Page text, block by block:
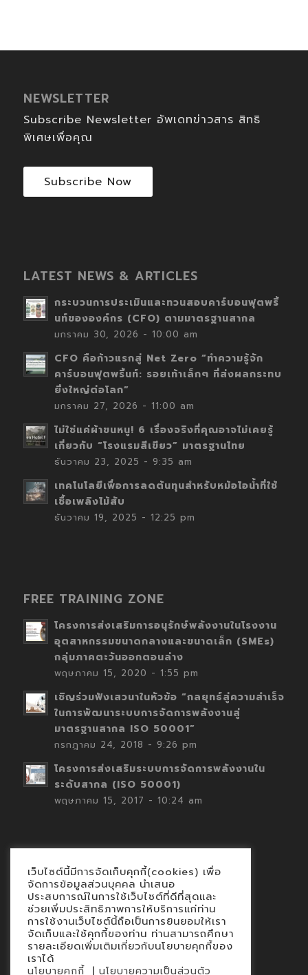
NEWSLETTER
Subscribe Newsletter อัพเดทข่าวสาร สิทธิ
พิเศษเพื่อคุณ
Subscribe Now
LATEST NEWS & ARTICLES
กระบวนการประเมินและทวนสอบคาร์บอนฟุตพริ้
นท์ขององค์กร (CFO) ตามมาตรฐานสากล
มกราคม 30, 2026 - 10:00 am
CFO คือก้าวแรกสู่ Net Zero “ทำความรู้จัก
คาร์บอนฟุตพริ้นท์: รอยเท้าเล็กๆ ที่ส่งผลกระทบ
ยิ่งใหญ่ต่อโลก”
มกราคม 27, 2026 - 11:00 am
ไม่ใช่แค่ผ้าขนหนู! 6 เรื่องจริงที่คุณอาจไม่เคยรู้
เกี่ยวกับ “โรงแรมสีเขียว” มาตรฐานไทย
ธันวาคม 23, 2025 - 9:35 am
เทคโนโลยีเพื่อการลดต้นทุนสำหรับหม้อไอน้ำที่ใช้
เชื้อเพลิงไม้สับ
ธันวาคม 19, 2025 - 12:25 pm
FREE TRAINING ZONE
โครงการส่งเสริมการอนุรักษ์พลังงานในโรงงาน
อุตสาหกรรมขนาดกลางและขนาดเล็ก (SMEs)
กลุ่มภาคตะวันออกตอนล่าง
พฤษภาคม 15, 2020 - 1:55 pm
เชิญร่วมฟังเสวนาในหัวข้อ “กลยุทธ์สู่ความสำเร็จ
ในการพัฒนาระบบการจัดการพลังงานสู่
มาตรฐานสากล ISO 50001”
กรกฎาคม 24, 2018 - 9:26 pm
โครงการส่งเสริมระบบการจัดการพลังงานใน
ระดับสากล (ISO 50001)
พฤษภาคม 15, 2017 - 10:24 am
Contact
นโยบายคุกกี้
นโยบายข้อมูลส่วนบุคคล
เว็บไซต์นี้มีการจัดเก็บคุกกี้(cookies) เพื่อ
จัดการข้อมูลส่วนบุคคล นำเสนอ
ประสบการณ์ในการใช้เว็บไซต์ที่ดีที่สุดและ
ช่วยเพิ่มประสิทธิภาพการให้บริการแก่ท่าน
การใช้งานเว็บไซต์นี้ถือเป็นการยินยอมให้เรา
จัดเก็บและใช้คุกกี้ของท่าน ท่านสามารถศึกษา
รายละเอียดเพิ่มเติมเกี่ยวกับนโยบายคุกกี้ของ
เราได้
นโยบายคุกกี้ | นโยบายความเป็นส่วนตัว